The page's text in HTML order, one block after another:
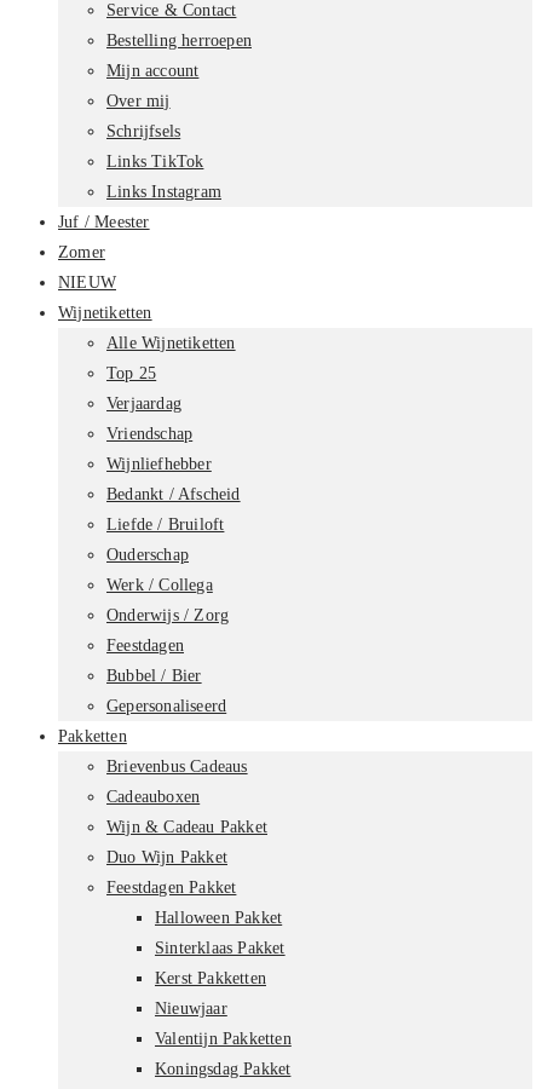
Service & Contact
Bestelling herroepen
Mijn account
Over mij
Schrijfsels
Links TikTok
Links Instagram
Juf / Meester
Zomer
NIEUW
Wijnetiketten
Alle Wijnetiketten
Top 25
Verjaardag
Vriendschap
Wijnliefhebber
Bedankt / Afscheid
Liefde / Bruiloft
Ouderschap
Werk / Collega
Onderwijs / Zorg
Feestdagen
Bubbel / Bier
Gepersonaliseerd
Pakketten
Brievenbus Cadeaus
Cadeauboxen
Wijn & Cadeau Pakket
Duo Wijn Pakket
Feestdagen Pakket
Halloween Pakket
Sinterklaas Pakket
Kerst Pakketten
Nieuwjaar
Valentijn Pakketten
Koningsdag Pakket